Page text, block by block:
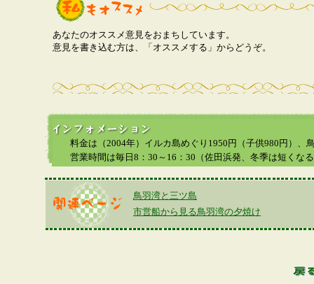
あなたのオススメ意見をおまちしています。
意見を書き込む方は、「オススメする」からどうぞ。
料金は（2004年）イルカ島めぐり1950円（子供980円）、
営業時間は毎日8：30～16：30（佐田浜発、冬季は短くな
鳥羽湾と三ツ島
市営船から見る鳥羽湾の夕焼け